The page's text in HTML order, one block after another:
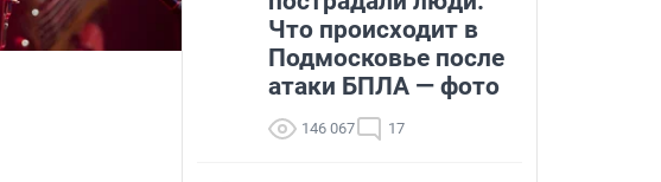
Что происходит в
Подмосковье после
атаки БПЛА — фото
146 067 17